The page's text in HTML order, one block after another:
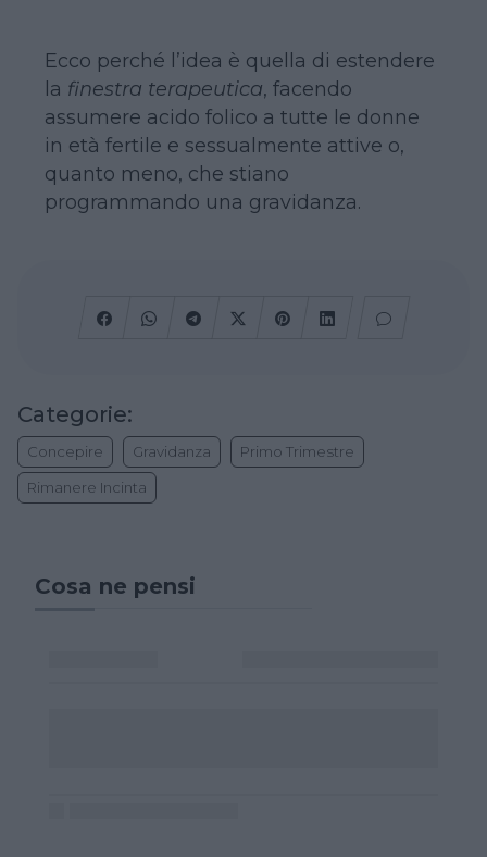
Ecco perché l’idea è quella di estendere
la finestra terapeutica, facendo
assumere acido folico a tutte le donne
in età fertile e sessualmente attive o,
quanto meno, che stiano
programmando una gravidanza.
Categorie:
Concepire Gravidanza Primo Trimestre
Rimanere Incinta
Cosa ne pensi